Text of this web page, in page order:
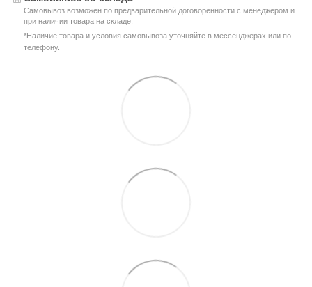
Самовывоз возможен по предварительной договоренности с менеджером и
при наличии товара на складе.
*Наличие товара и условия самовывоза уточняйте в мессенджерах или по
телефону.